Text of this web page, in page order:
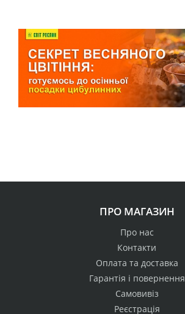
ПРО МАГАЗИН
Про нас
Контакти
Оплата та доставка
Гарантія і повернення
Самовивіз
Реєстрація